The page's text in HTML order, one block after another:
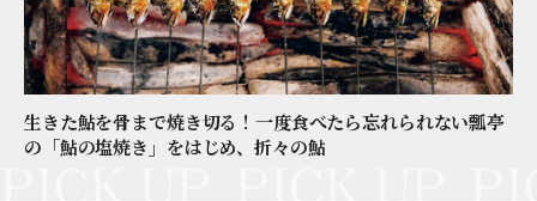
生きた鮎を骨まで焼き切る！一度食べたら忘れられない瓢亭
の「鮎の塩焼き」をはじめ、折々の鮎